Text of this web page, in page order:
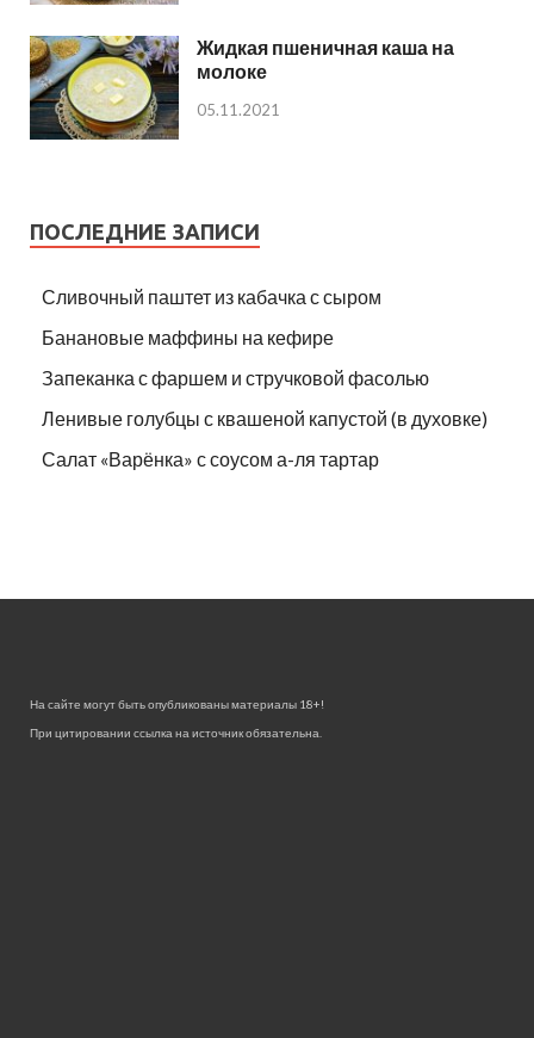
Жидкая пшеничная каша на
молоке
05.11.2021
ПОСЛЕДНИЕ ЗАПИСИ
Сливочный паштет из кабачка с сыром
Банановые маффины на кефире
Запеканка с фаршем и стручковой фасолью
Ленивые голубцы с квашеной капустой (в духовке)
Салат «Варёнка» с соусом а-ля тартар
На сайте могут быть опубликованы материалы 18+!
При цитировании ссылка на источник обязательна.